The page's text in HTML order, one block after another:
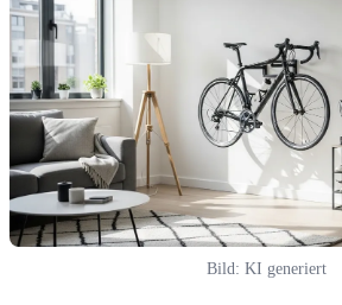
Bild: KI generiert